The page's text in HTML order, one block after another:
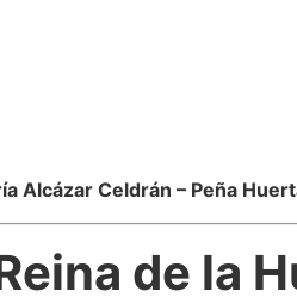
Alcázar Celdrán – Peña
de la